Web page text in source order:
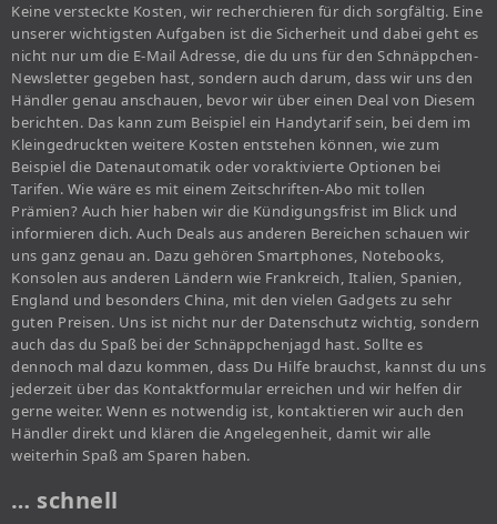
Keine versteckte Kosten, wir recherchieren für dich sorgfältig. Eine
unserer wichtigsten Aufgaben ist die Sicherheit und dabei geht es
nicht nur um die E-Mail Adresse, die du uns für den Schnäppchen-
Newsletter gegeben hast, sondern auch darum, dass wir uns den
Händler genau anschauen, bevor wir über einen Deal von Diesem
berichten. Das kann zum Beispiel ein Handytarif sein, bei dem im
Kleingedruckten weitere Kosten entstehen können, wie zum
Beispiel die Datenautomatik oder voraktivierte Optionen bei
Tarifen. Wie wäre es mit einem Zeitschriften-Abo mit tollen
Prämien? Auch hier haben wir die Kündigungsfrist im Blick und
informieren dich. Auch Deals aus anderen Bereichen schauen wir
uns ganz genau an. Dazu gehören Smartphones, Notebooks,
Konsolen aus anderen Ländern wie Frankreich, Italien, Spanien,
England und besonders China, mit den vielen Gadgets zu sehr
guten Preisen. Uns ist nicht nur der Datenschutz wichtig, sondern
auch das du Spaß bei der Schnäppchenjagd hast. Sollte es
dennoch mal dazu kommen, dass Du Hilfe brauchst, kannst du uns
jederzeit über das Kontaktformular erreichen und wir helfen dir
gerne weiter. Wenn es notwendig ist, kontaktieren wir auch den
Händler direkt und klären die Angelegenheit, damit wir alle
weiterhin Spaß am Sparen haben.
… schnell